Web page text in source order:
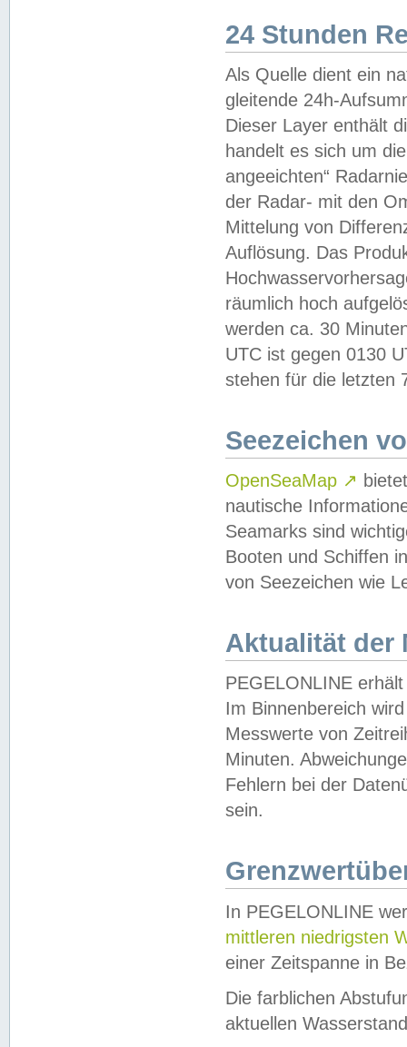
24 Stunden
Als Quelle dient ein
gleitende 24h-
Dieser Layer enthält
handelt es sich um
angeeichten“
der Radar- mit den
Mittelung von
Auflösung. Das
räumlich hoch
werden ca. 30
UTC ist gegen 0130
stehen für die letzten
Seezeichen
OpenSeaMap ↗
nautische
Seamarks sind
Booten und Schiffen
von Seezeichen wie
Aktualität der
PEGELONLINE
Im Binnenbereich
Messwerte von
Minuten.
Fehlern bei der
sein.
In PEGELONLINE
mittleren niedrigsten
einer Zeitspanne in
Die farblichen
aktuellen